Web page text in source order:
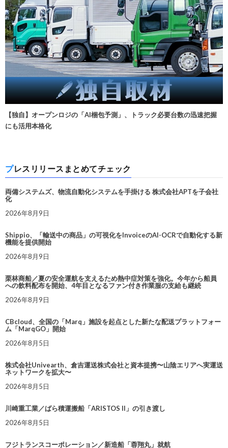
【独自】オープンロジの「AI梱包予測」、トラック必要台数の迅速把握
にも活用本格化
プレスリリースまとめてチェック
両備システムズ、物流自動化システムを手掛ける 株式会社APTを子会社
化
2026年8月9日
Shippio、「輸送中の商品」の可視化をInvoiceのAI-OCRで自動化する新
機能を提供開始
2026年8月9日
栗林商船／夏の安全運航を支えるため熱中症対策を強化。今年から船員
への飲料配布を開始、4年目となるファン付き作業服の支給も継続
2026年8月9日
CBcloud、全国の「Marq」施設を起点とした新たな配送プラットフォー
ム「MarqGO」開始
2026年8月5日
株式会社Univearth、倉吉運送株式会社と資本提携〜山陰エリアへ実運送
ネットワークを拡大〜
2026年8月5日
川崎重工業／ばら積運搬船「ARISTOS II」の引き渡し
2026年8月5日
フジトランスコーポレーション／新造船「蓉翔丸」就航